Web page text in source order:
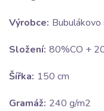
Výrobce: Bubulákovo
Složení: 80%CO +
Šířka: 150 cm
Gramáž: 240 g/m2